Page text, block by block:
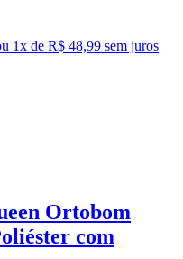
1x de R$ 48,99 sem juros
Ortobom
com